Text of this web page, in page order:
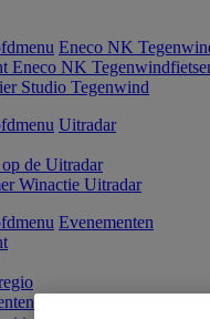
Eneco NK
Eneco NK
Studio Tegenwind
Uitradar
de Uitradar
Winactie Uitradar
Evenementen
kaart